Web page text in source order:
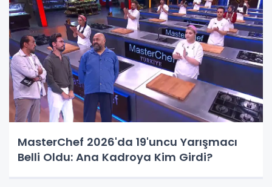
MasterChef 2026'da 19'uncu Yarışmacı
Belli Oldu: Ana Kadroya Kim Girdi?